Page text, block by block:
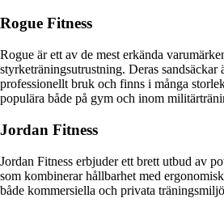
Rogue Fitness
Rogue är ett av de mest erkända
styrketräningsutrustning. Deras sandsäckar
professionellt bruk och finns i många
populära både på gym och inom
Jordan Fitness
Jordan Fitness erbjuder ett brett utbud av
som kombinerar hållbarhet med
både kommersiella och privata